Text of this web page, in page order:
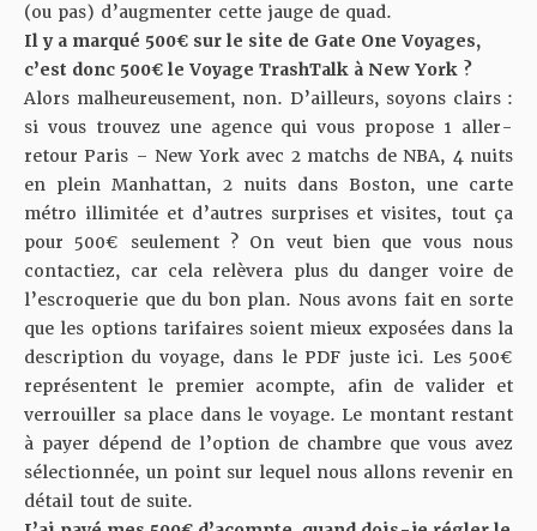
(ou pas) d’augmenter cette jauge de quad.
Il y a marqué 500€ sur le site de Gate One Voyages,
c’est donc 500€ le Voyage TrashTalk à New York ?
Alors malheureusement, non. D’ailleurs, soyons clairs :
si vous trouvez une agence qui vous propose 1 aller-
retour Paris – New York avec 2 matchs de NBA, 4 nuits
en plein Manhattan, 2 nuits dans Boston, une carte
métro illimitée et d’autres surprises et visites, tout ça
pour 500€ seulement ? On veut bien que vous nous
contactiez, car cela relèvera plus du danger voire de
l’escroquerie que du bon plan. Nous avons fait en sorte
que les options tarifaires soient mieux exposées dans la
description du voyage, dans le PDF juste ici. Les 500€
représentent le premier acompte, afin de valider et
verrouiller sa place dans le voyage. Le montant restant
à payer dépend de l’option de chambre que vous avez
sélectionnée, un point sur lequel nous allons revenir en
détail tout de suite.